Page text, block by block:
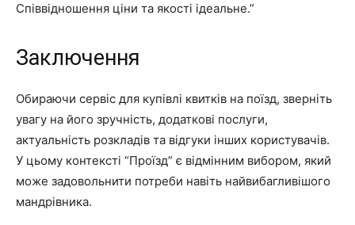
Співвідношення ціни та якості ідеальне.”
Заключення
Обираючи сервіс для купівлі квитків на поїзд, зверніть
увагу на його зручність, додаткові послуги,
актуальність розкладів та відгуки інших користувачів.
У цьому контексті “Проїзд” є відмінним вибором, який
може задовольнити потреби навіть найвибагливішого
мандрівника.